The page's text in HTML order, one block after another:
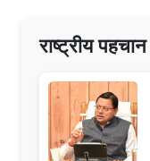
राष्ट्रीय पहचान